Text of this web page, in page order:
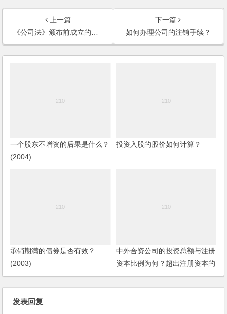
上一篇
《公司法》颁布前成立的公司，2002年被吊销营业执照，能否按照现行《公司法》进行清算？
下一篇
如何办理公司的注销手续？
一个股东不增资的后果是什么？
(2004)
投资入股的股价如何计算？
承销期满的债券是否有效？
(2003)
中外合资公司的投资总额与注册
资本比例为何？超出注册资本的
部分如何处理？
发表回复